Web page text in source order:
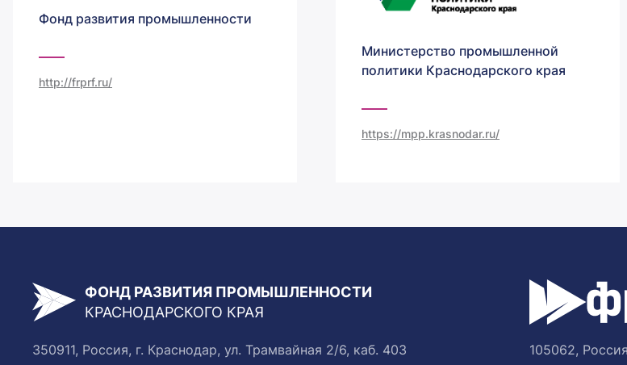
Фонд развития промышленности
http://frprf.ru/
Министерство промышленной
политики Краснодарского края
https://mpp.krasnodar.ru/
ФОНД РАЗВИТИЯ ПРОМЫШЛЕННОСТИ
КРАСНОДАРСКОГО КРАЯ
350911, Россия, г. Краснодар, ул. Трамвайная 2/6, каб. 403 105062,